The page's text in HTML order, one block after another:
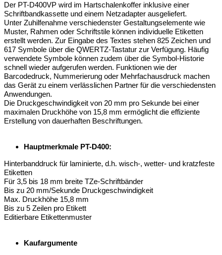
Der PT-D400VP wird im Hartschalenkoffer inklusive einer
Schriftbandkassette und einem Netzadapter ausgeliefert.
Unter Zuhilfenahme verschiedenster Gestaltungselemente wie
Muster, Rahmen oder Schriftstile können individuelle Etiketten
erstellt werden. Zur Eingabe des Textes stehen 825 Zeichen und
617 Symbole über die QWERTZ-Tastatur zur Verfügung. Häufig
verwendete Symbole können zudem über die Symbol-Historie
schnell wieder aufgerufen werden. Funktionen wie der
Barcodedruck, Nummerierung oder Mehrfachausdruck machen
das Gerät zu einem verlässlichen Partner für die verschiedensten
Anwendungen.
Die Druckgeschwindigkeit von 20 mm pro Sekunde bei einer
maximalen Druckhöhe von 15,8 mm ermöglicht die effiziente
Erstellung von dauerhaften Beschriftungen.
Hauptmerkmale PT-D400:
Hinterbanddruck für laminierte, d.h. wisch-, wetter- und kratzfeste
Etiketten
Für 3,5 bis 18 mm breite TZe-Schriftbänder
Bis zu 20 mm/Sekunde Druckgeschwindigkeit
Max. Druckhöhe 15,8 mm
Bis zu 5 Zeilen pro Etikett
Editierbare Etikettenmuster
Kaufargumente